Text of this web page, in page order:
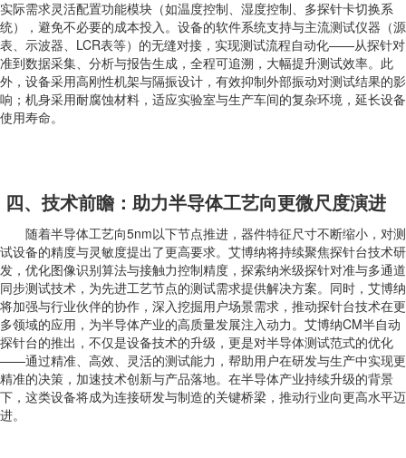
实际需求灵活配置功能模块（如温度控制、湿度控制、多探针卡切换系
统），避免不必要的成本投入。设备的软件系统支持与主流测试仪器（源
表、示波器、LCR表等）的无缝对接，实现测试流程自动化——从探针对
准到数据采集、分析与报告生成，全程可追溯，大幅提升测试效率。此
外，设备采用高刚性机架与隔振设计，有效抑制外部振动对测试结果的影
响；机身采用耐腐蚀材料，适应实验室与生产车间的复杂环境，延长设备
使用寿命。
四、技术前瞻：助力半导体工艺向更微尺度演进
随着半导体工艺向5nm以下节点推进，器件特征尺寸不断缩小，对测
试设备的精度与灵敏度提出了更高要求。艾博纳将持续聚焦探针台技术研
发，优化图像识别算法与接触力控制精度，探索纳米级探针对准与多通道
同步测试技术，为先进工艺节点的测试需求提供解决方案。同时，艾博纳
将加强与行业伙伴的协作，深入挖掘用户场景需求，推动探针台技术在更
多领域的应用，为半导体产业的高质量发展注入动力。艾博纳CM半自动
探针台的推出，不仅是设备技术的升级，更是对半导体测试范式的优化
——通过精准、高效、灵活的测试能力，帮助用户在研发与生产中实现更
精准的决策，加速技术创新与产品落地。在半导体产业持续升级的背景
下，这类设备将成为连接研发与制造的关键桥梁，推动行业向更高水平迈
进。